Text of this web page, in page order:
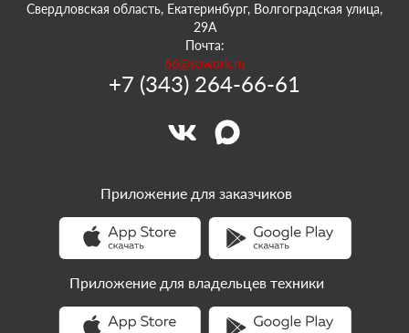
Свердловская область, Екатеринбург, Волгоградская улица,
29А
Почта:
66@sowork.ru
+7 (343) 264-66-61
Приложение для заказчиков
Приложение для владельцев техники